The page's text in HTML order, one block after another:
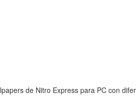
de Nitro Express para PC con